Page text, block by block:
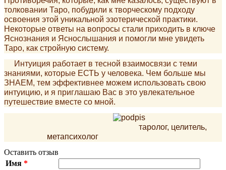
толковании Таро, побудили к творческому подходу
освоения этой уникальной эзотерической практики.
Некоторые ответы на вопросы стали приходить в ключе
Яснознания и Яснослышания и помогли мне увидеть
Таро, как стройную систему.
Интуиция работает в тесной взаимосвязи с теми
знаниями, которые ЕСТЬ у человека. Чем больше мы
ЗНАЕМ, тем эффективнее можем использовать свою
интуицию, и я приглашаю Вас в это увлекательное
путешествие вместе со мной.
таролог, целитель,
метапсихолог
Оставить отзыв
Имя *